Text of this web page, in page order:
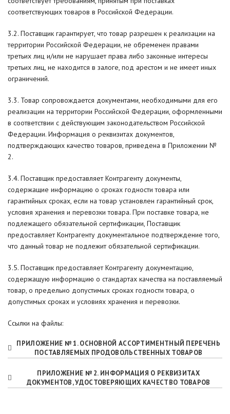
соответствующих товаров в Российской Федерации.
3.2. Поставщик гарантирует, что товар разрешен к реализации на
территории Российской Федерации, не обременен правами
третьих лиц и/или не нарушает права либо законные интересы
третьих лиц, не находится в залоге, под арестом и не имеет иных
ограничений.
3.3. Товар сопровождается документами, необходимыми для его
реализации на территории Российской Федерации, оформленными
в соответствии с действующим законодательством Российской
Федерации. Информация о реквизитах документов,
подтверждающих качество товаров, приведена в Приложении №
2.
3.4. Поставщик предоставляет Контрагенту документы,
содержащие информацию о сроках годности товара или
гарантийных сроках, если на товар установлен гарантийный срок,
условия хранения и перевозки товара. При поставке товара, не
подлежащего обязательной сертификации, Поставщик
предоставляет Контрагенту документальное подтверждение того,
что данный товар не подлежит обязательной сертификации.
3.5. Поставщик предоставляет Контрагенту документацию,
содержащую информацию о стандартах качества на поставляемый
товар, о предельно допустимых сроках годности товара, о
допустимых сроках и условиях хранения и перевозки.
Ссылки на файлы:
ПРИЛОЖЕНИЕ № 1. ОСНОВНОЙ АССОРТИМЕНТНЫЙ ПЕРЕЧЕНЬ
ПОСТАВЛЯЕМЫХ ПРОДОВОЛЬСТВЕННЫХ ТОВАРОВ
ПРИЛОЖЕНИЕ № 2. ИНФОРМАЦИЯ О РЕКВИЗИТАХ
ДОКУМЕНТОВ, УДОСТОВЕРЯЮЩИХ КАЧЕСТВО ТОВАРОВ